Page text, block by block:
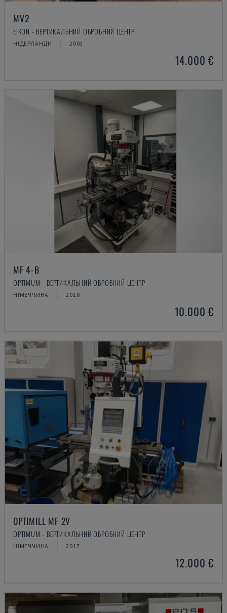
MV2
EIKON - ВЕРТИКАЛЬНИЙ ОБРОБНИЙ ЦЕНТР
НІДЕРЛАНДИ 2003
14.000 €
MF 4-B
OPTIMUM - ВЕРТИКАЛЬНИЙ ОБРОБНИЙ ЦЕНТР
НІМЕЧЧИНА 2018
10.000 €
OPTIMILL MF 2V
OPTIMUM - ВЕРТИКАЛЬНИЙ ОБРОБНИЙ ЦЕНТР
НІМЕЧЧИНА 2017
12.000 €